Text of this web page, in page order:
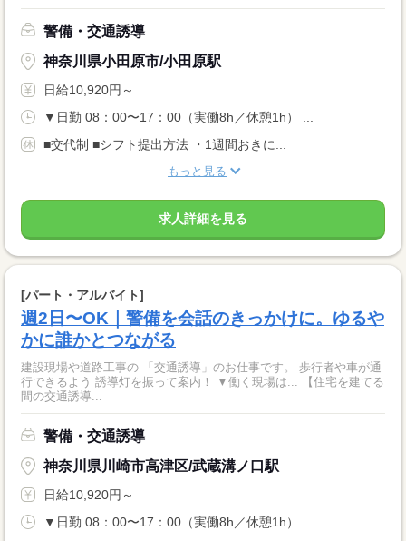
警備・交通誘導
神奈川県小田原市/小田原駅
日給10,920円～
▼日勤 08：00〜17：00（実働8h／休憩1h） ...
■交代制 ■シフト提出方法 ・1週間おきに...
もっと見る
求人詳細を見る
[パート・アルバイト]
週2日〜OK｜警備を会話のきっかけに。ゆるや
かに誰かとつながる
建設現場や道路工事の 「交通誘導」のお仕事です。 歩行者や車が通
行できるよう 誘導灯を振って案内！ ▼働く現場は... 【住宅を建てる
間の交通誘導...
警備・交通誘導
神奈川県川崎市高津区/武蔵溝ノ口駅
日給10,920円～
▼日勤 08：00〜17：00（実働8h／休憩1h） ...